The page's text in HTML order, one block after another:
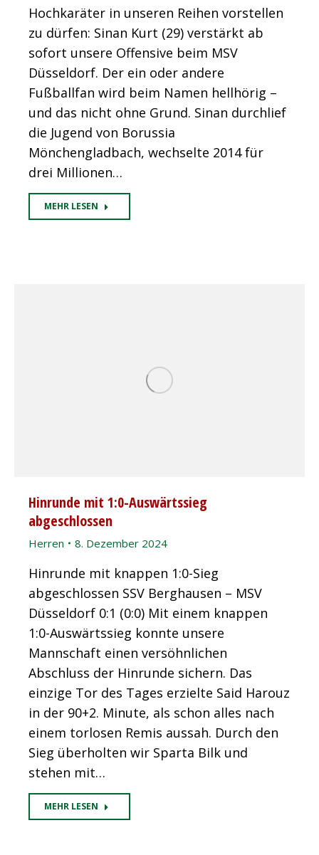
Hochkaräter in unseren Reihen vorstellen
zu dürfen: Sinan Kurt (29) verstärkt ab
sofort unsere Offensive beim MSV
Düsseldorf. Der ein oder andere
Fußballfan wird beim Namen hellhörig –
und das nicht ohne Grund. Sinan durchlief
die Jugend von Borussia
Mönchengladbach, wechselte 2014 für
drei Millionen…
MEHR LESEN
Hinrunde mit 1:0-Auswärtssieg
abgeschlossen
Herren 8. Dezember 2024
Hinrunde mit knappen 1:0-Sieg
abgeschlossen SSV Berghausen – MSV
Düsseldorf 0:1 (0:0) Mit einem knappen
1:0-Auswärtssieg konnte unsere
Mannschaft einen versöhnlichen
Abschluss der Hinrunde sichern. Das
einzige Tor des Tages erzielte Said Harouz
in der 90+2. Minute, als schon alles nach
einem torlosen Remis aussah. Durch den
Sieg überholten wir Sparta Bilk und
stehen mit…
MEHR LESEN